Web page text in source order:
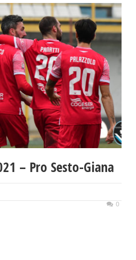
– Pro Sesto-Giana
0